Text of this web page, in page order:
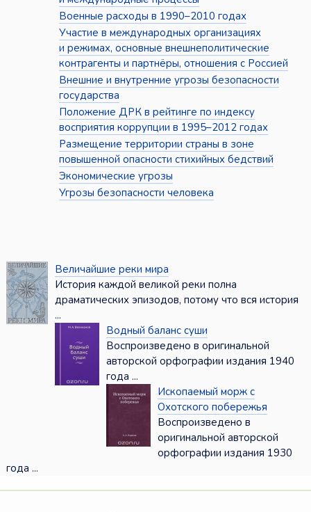
Военные расходы в 1990–2010 годах
Участие в международных организациях
и режимах, основные внешнеполитические
контрагенты и партнёры, отношения с Россией
Внешние и внутренние угрозы безопасности
государства
Положение ДРК в рейтинге по индексу
восприятия коррупции в 1995–2012 годах
Размещение территории страны в зоне
повышенной опасности стихийных бедствий
Экономические угрозы
Угрозы безопасности человека
Величайшие реки мира
История каждой великой реки полна
драматических эпизодов, потому что вся история
...
Водный баланс суши
Воспроизведено в оригинальной
авторской орфографии издания 1940
года ...
Ископаемый морж с
Охотского побережья
Воспроизведено в
оригинальной авторской
орфографии издания 1930
года ...